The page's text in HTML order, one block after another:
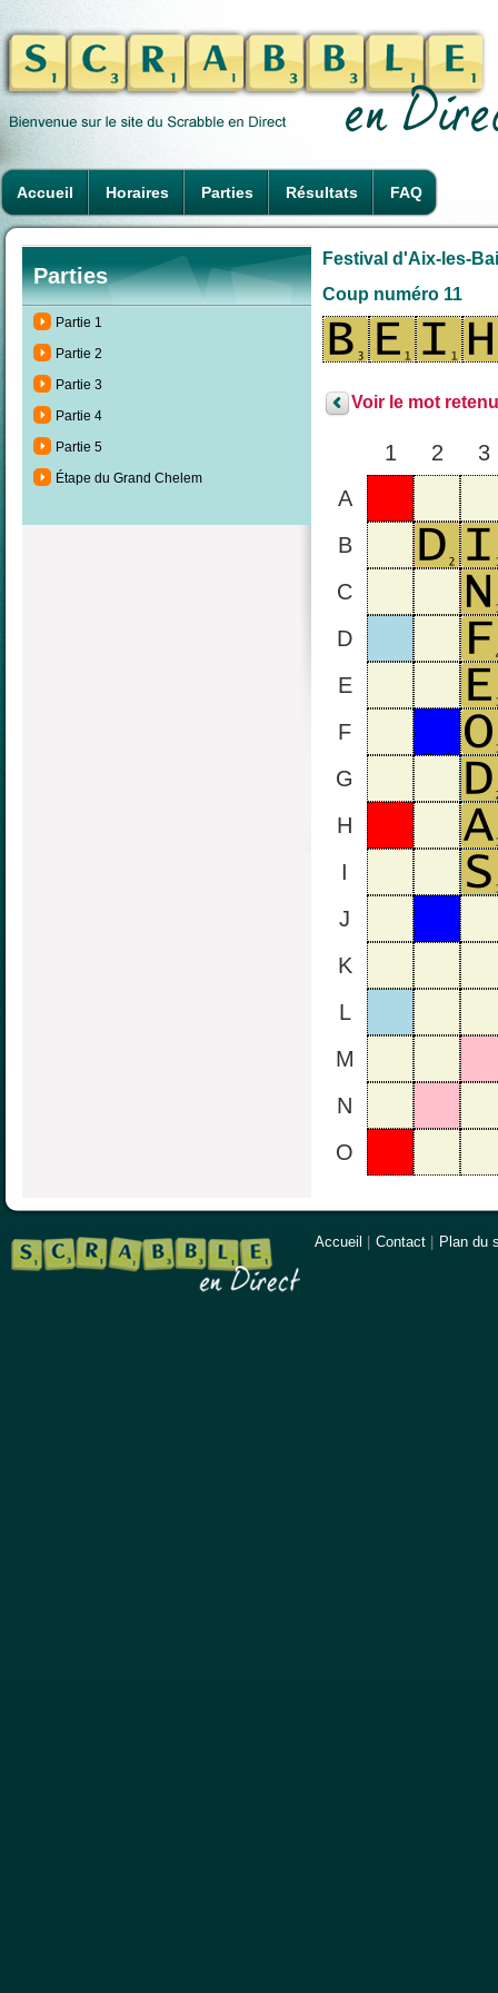
Accueil Horaires Parties Résultats FAQ
Parties
Partie 1
Partie 2
Partie 3
Partie 4
Partie 5
Étape du Grand Chelem
Festival d'Aix-les-
Coup numéro 11
Voir le mot
1 2
3
A
B
C
D
E
F
G
H
I
J
K
L
M
N
O
Accueil Contact Plan du